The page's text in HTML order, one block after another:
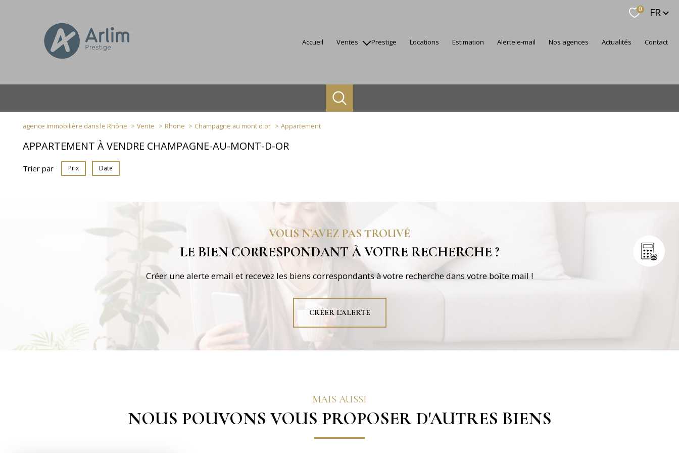
0 FR
accueil ventes
terrains
autres
prestige locations estimation alerte e-mail nos agences actualités contact
agence immobilière dans le Rhône Vente Rhone Champagne au mont d or Appartement
APPARTEMENT À VENDRE CHAMPAGNE-AU-MONT-D-OR
Trier par Prix Date
VOUS N'AVEZ PAS TROUVÉ
LE BIEN CORRESPONDANT À VOTRE RECHERCHE ?
Créer une alerte email et recevez les biens correspondants à votre recherche dans votre boîte mail !
CRÉER L'ALERTE
MAIS AUSSI
NOUS POUVONS VOUS PROPOSER D'AUTRES BIENS